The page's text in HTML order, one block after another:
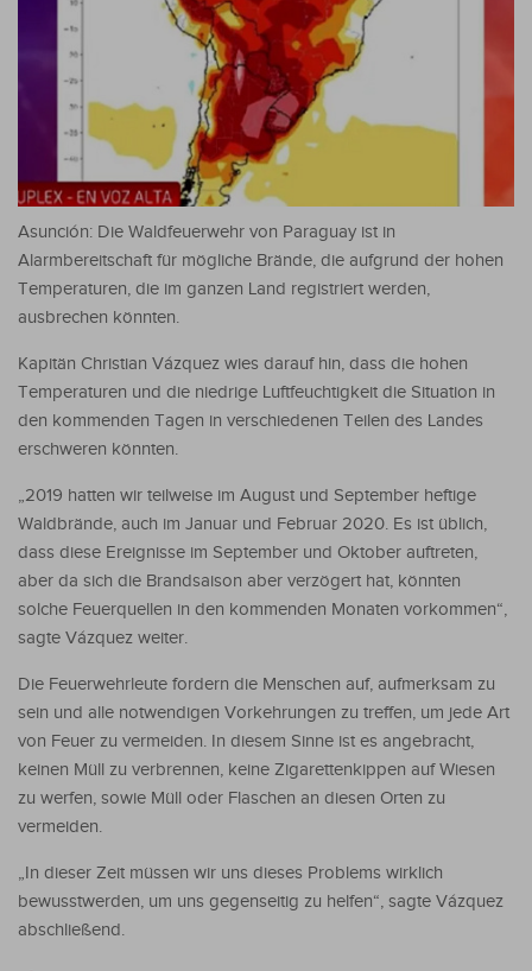
Asunción: Die Waldfeuerwehr von Paraguay ist in
Alarmbereitschaft für mögliche Brände, die aufgrund der hohen
Temperaturen, die im ganzen Land registriert werden,
ausbrechen könnten.
Kapitän Christian Vázquez wies darauf hin, dass die hohen
Temperaturen und die niedrige Luftfeuchtigkeit die Situation in
den kommenden Tagen in verschiedenen Teilen des Landes
erschweren könnten.
„2019 hatten wir teilweise im August und September heftige
Waldbrände, auch im Januar und Februar 2020. Es ist üblich,
dass diese Ereignisse im September und Oktober auftreten,
aber da sich die Brandsaison aber verzögert hat, könnten
solche Feuerquellen in den kommenden Monaten vorkommen“,
sagte Vázquez weiter.
Die Feuerwehrleute fordern die Menschen auf, aufmerksam zu
sein und alle notwendigen Vorkehrungen zu treffen, um jede Art
von Feuer zu vermeiden. In diesem Sinne ist es angebracht,
keinen Müll zu verbrennen, keine Zigarettenkippen auf Wiesen
zu werfen, sowie Müll oder Flaschen an diesen Orten zu
vermeiden.
„In dieser Zeit müssen wir uns dieses Problems wirklich
bewusstwerden, um uns gegenseitig zu helfen“, sagte Vázquez
abschließend.